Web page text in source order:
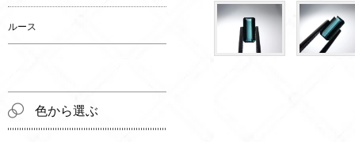
ルース
色から選ぶ